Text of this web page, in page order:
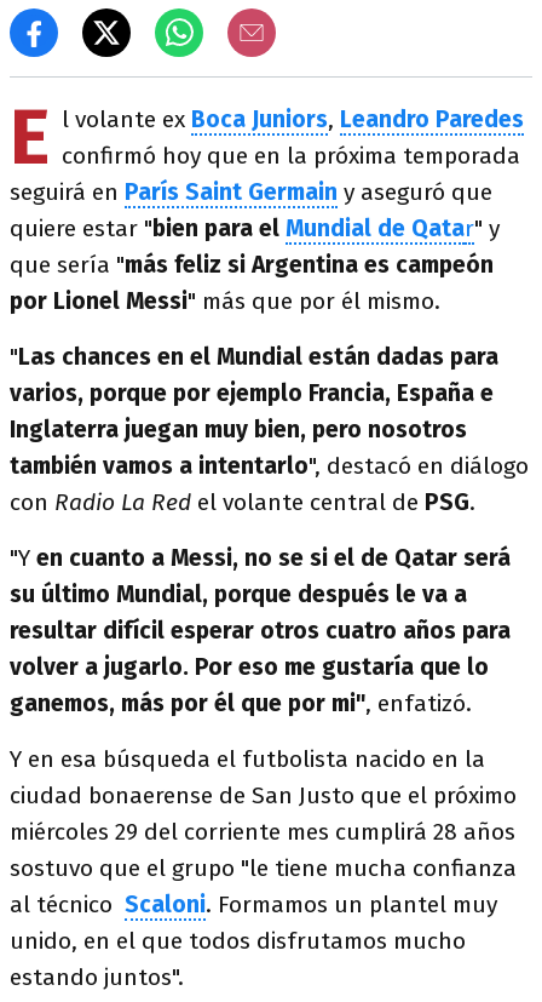
E l volante ex Boca Juniors, Leandro Paredes
confirmó hoy que en la próxima temporada
seguirá en París Saint Germain y aseguró que
quiere estar "bien para el Mundial de Qatar" y
que sería "más feliz si Argentina es campeón
por Lionel Messi" más que por él mismo.
"Las chances en el Mundial están dadas para
varios, porque por ejemplo Francia, España e
Inglaterra juegan muy bien, pero nosotros
también vamos a intentarlo", destacó en diálogo
con Radio La Red el volante central de PSG.
"Y en cuanto a Messi, no se si el de Qatar será
su último Mundial, porque después le va a
resultar difícil esperar otros cuatro años para
volver a jugarlo. Por eso me gustaría que lo
ganemos, más por él que por mi", enfatizó.
Y en esa búsqueda el futbolista nacido en la
ciudad bonaerense de San Justo que el próximo
miércoles 29 del corriente mes cumplirá 28 años
sostuvo que el grupo "le tiene mucha confianza
al técnico Scaloni. Formamos un plantel muy
unido, en el que todos disfrutamos mucho
estando juntos".